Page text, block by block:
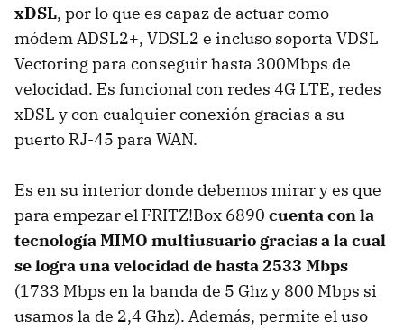
xDSL, por lo que es capaz de actuar como
módem ADSL2+, VDSL2 e incluso soporta VDSL
Vectoring para conseguir hasta 300Mbps de
velocidad. Es funcional con redes 4G LTE, redes
xDSL y con cualquier conexión gracias a su
puerto RJ-45 para WAN.
Es en su interior donde debemos mirar y es que
para empezar el FRITZ!Box 6890 cuenta con la
tecnología MIMO multiusuario gracias a la cual
se logra una velocidad de hasta 2533 Mbps
(1733 Mbps en la banda de 5 Ghz y 800 Mbps si
usamos la de 2,4 Ghz). Además, permite el uso